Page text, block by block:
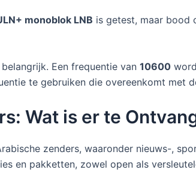
monoblok LNB is getest, maar bood
Een frequentie van 10600
te gebruiken die overeenkomt met
Wat is er te
zenders, waaronder nieuws-,
en pakketten, zowel open als